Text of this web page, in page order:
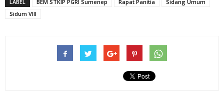
LABEL BEM STKIP PGRI Sumenep Rapat Panitia
Sidang Umum
Sidum VIII